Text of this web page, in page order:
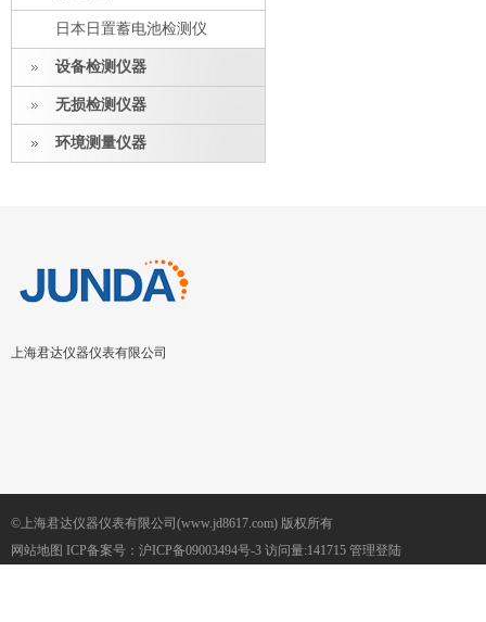
日本日置蓄电池检测仪
设备检测仪器
无损检测仪器
环境测量仪器
上海君达仪器仪表有限公司
©上海君达仪器仪表有限公司(www.jd8617.com) 版权所有
网站地图 ICP备案号： 沪ICP备09003494号-3 访问量:141715 管理登陆